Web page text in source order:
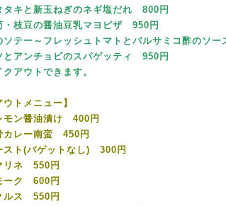
タキと新玉ねぎのネギ塩だれ 800円
・枝豆の醤油豆乳マヨピザ 950円
ソテー～フレッシュトマトとバルサミコ酢のソ
とアンチョビのスパゲッティ 950円
クアウトできます。
ウトメニュー】
モン醤油漬け 400円
カレー南蛮 450円
スト(バゲットなし) 300円
リネ 550円
ーク 600円
ルス 550円